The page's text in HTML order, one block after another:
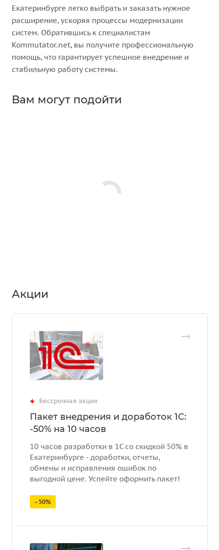
Екатеринбурге легко выбрать и заказать нужное
расширение, ускоряя процессы модернизации
систем. Обратившись к специалистам
Kommutator.net, вы получите профессиональную
помощь, что гарантирует успешное внедрение и
стабильную работу системы.
Вам могут подойти
Акции
Бессрочная акция
Пакет внедрения и доработок 1С:
-50% на 10 часов
10 часов разработки в 1С со скидкой 50% в
Екатеринбурге - доработки, отчеты,
обмены и исправления ошибок по
выгодной цене. Успейте оформить пакет!
–50%